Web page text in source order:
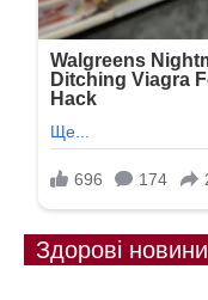
Здорові новини